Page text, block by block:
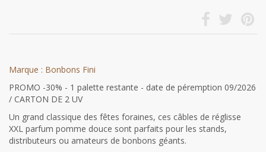
Marque : Bonbons Fini
PROMO -30% - 1 palette restante - date de péremption 09/2026
/ CARTON DE 2 UV
Un grand classique des fêtes foraines, ces câbles de réglisse
XXL parfum pomme douce sont parfaits pour les stands,
distributeurs ou amateurs de bonbons géants.